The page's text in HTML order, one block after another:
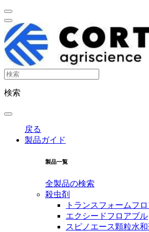
検索
戻る
製品ガイド
製品一覧
全製品の検索
殺虫剤
トランスフォームフ
エクシードフロアブル
スピノエース顆粒水和